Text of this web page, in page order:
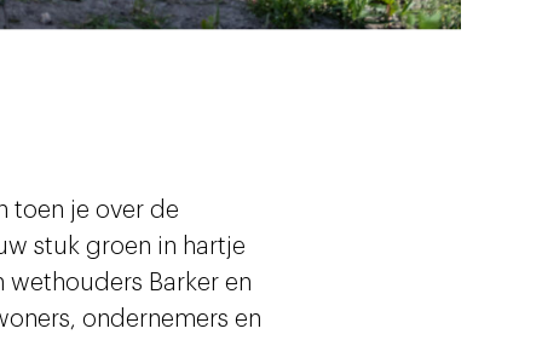
toen je over de
stuk groen in hartje
Barker en
ondernemers en